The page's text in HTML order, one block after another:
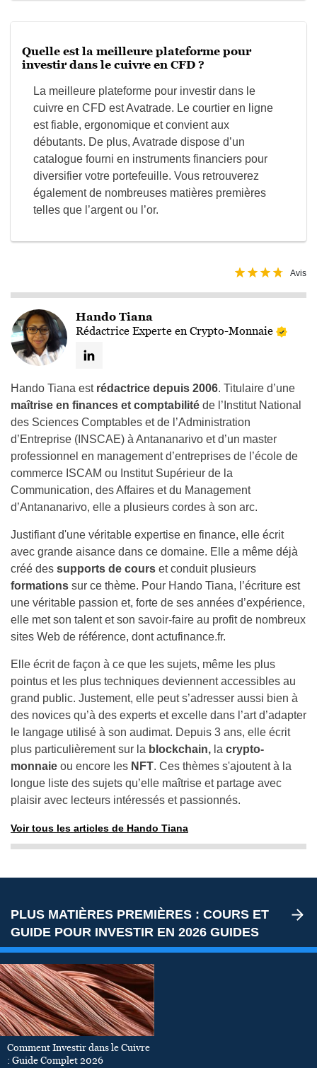
Quelle est la meilleure plateforme pour
investir dans le cuivre en CFD ?
La meilleure plateforme pour investir dans le
cuivre en CFD est Avatrade. Le courtier en ligne
est fiable, ergonomique et convient aux
débutants. De plus, Avatrade dispose d’un
catalogue fourni en instruments financiers pour
diversifier votre portefeuille. Vous retrouverez
également de nombreuses matières premières
telles que l’argent ou l’or.
Avis
Hando Tiana
Rédactrice Experte en Crypto-Monnaie
Hando Tiana est rédactrice depuis 2006. Titulaire d’une
maîtrise en finances et comptabilité de l’Institut National
des Sciences Comptables et de l’Administration
d’Entreprise (INSCAE) à Antananarivo et d’un master
professionnel en management d’entreprises de l’école de
commerce ISCAM ou Institut Supérieur de la
Communication, des Affaires et du Management
d’Antananarivo, elle a plusieurs cordes à son arc.
Justifiant d'une véritable expertise en finance, elle écrit
avec grande aisance dans ce domaine. Elle a même déjà
créé des supports de cours et conduit plusieurs
formations sur ce thème. Pour Hando Tiana, l’écriture est
une véritable passion et, forte de ses années d’expérience,
elle met son talent et son savoir-faire au profit de nombreux
sites Web de référence, dont actufinance.fr.
Elle écrit de façon à ce que les sujets, même les plus
pointus et les plus techniques deviennent accessibles au
grand public. Justement, elle peut s’adresser aussi bien à
des novices qu’à des experts et excelle dans l’art d’adapter
le langage utilisé à son audimat. Depuis 3 ans, elle écrit
plus particulièrement sur la blockchain, la crypto-
monnaie ou encore les NFT. Ces thèmes s'ajoutent à la
longue liste des sujets qu’elle maîtrise et partage avec
plaisir avec lecteurs intéressés et passionnés.
Voir tous les articles de Hando Tiana
PLUS MATIÈRES PREMIÈRES : COURS ET
GUIDE POUR INVESTIR EN 2026 GUIDES
Comment Investir dans le Cuivre
: Guide Complet 2026